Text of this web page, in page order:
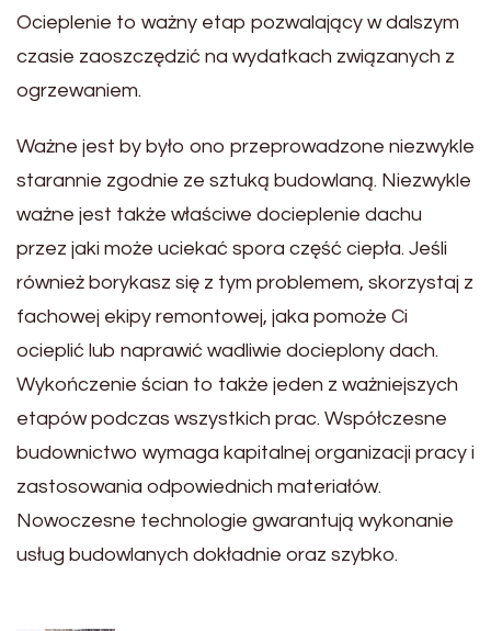
Ocieplenie to ważny etap pozwalający w dalszym
czasie zaoszczędzić na wydatkach związanych z
ogrzewaniem.
Ważne jest by było ono przeprowadzone niezwykle
starannie zgodnie ze sztuką budowlaną. Niezwykle
ważne jest także właściwe docieplenie dachu
przez jaki może uciekać spora część ciepła. Jeśli
również borykasz się z tym problemem, skorzystaj z
fachowej ekipy remontowej, jaka pomoże Ci
ocieplić lub naprawić wadliwie docieplony dach.
Wykończenie ścian to także jeden z ważniejszych
etapów podczas wszystkich prac. Współczesne
budownictwo wymaga kapitalnej organizacji pracy i
zastosowania odpowiednich materiałów.
Nowoczesne technologie gwarantują wykonanie
usług budowlanych dokładnie oraz szybko.